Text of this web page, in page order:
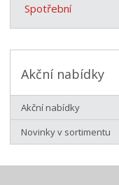
Spotřební
Akční nabídky
Akční nabídky
Novinky v sortimentu